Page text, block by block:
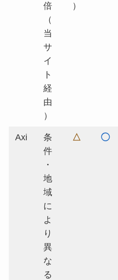
倍
（
当
サ
イ
ト
経
由
）
）
Axi
条
件
・
地
域
に
よ
り
異
な
る
△ ◯